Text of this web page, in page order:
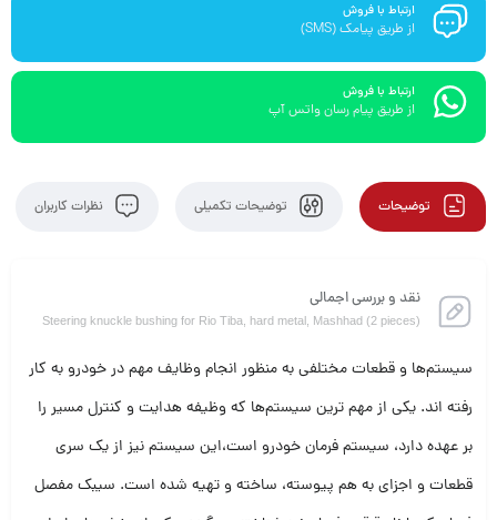
ارتباط با فروش
از طریق پیامک (SMS)
ارتباط با فروش
از طریق پیام رسان واتس آپ
توضیحات توضیحات تکمیلی نظرات کاربران
نقد و بررسی اجمالی
Steering knuckle bushing for Rio Tiba, hard metal, Mashhad (2 pieces)
سیستم‌ها و قطعات مختلفی به منظور انجام وظایف مهم در خودرو به کار
رفته اند. یکی از مهم ترین سیستم‌ها که وظیفه هدایت و کنترل مسیر را
بر عهده دارد، سیستم فرمان خودرو است،این سیستم نیز از یک سری
قطعات و اجزای به هم پیوسته، ساخته و تهیه شده است. سیبک مفصل